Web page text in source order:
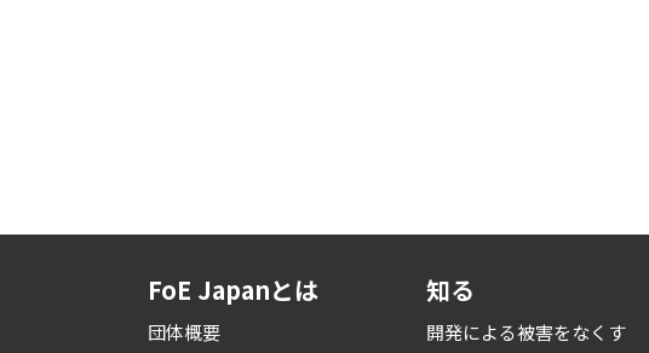
FoE Japanとは
団体概要
知る
開発による被害をなくす